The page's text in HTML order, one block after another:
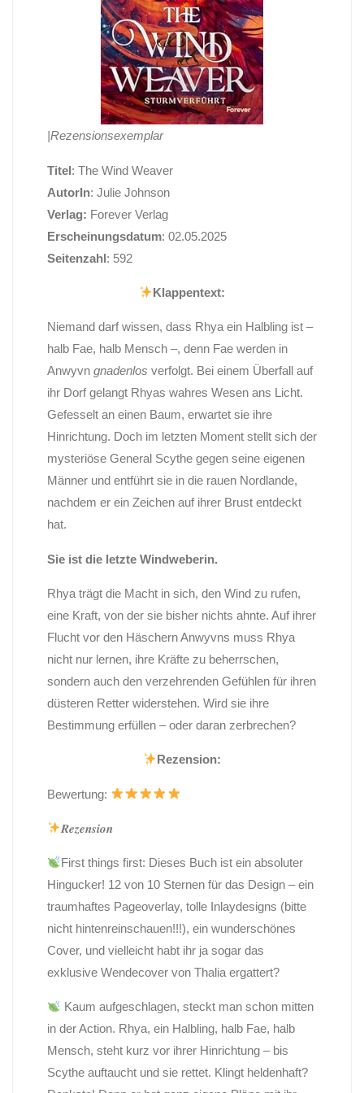
|Rezensionsexemplar
Titel: The Wind Weaver
AutorIn: Julie Johnson
Verlag: Forever Verlag
Erscheinungsdatum: 02.05.2025
Seitenzahl: 592
Klappentext:
Niemand darf wissen, dass Rhya ein Halbling ist –
halb Fae, halb Mensch –, denn Fae werden in
Anwyvn gnadenlos verfolgt. Bei einem Überfall auf
ihr Dorf gelangt Rhyas wahres Wesen ans Licht.
Gefesselt an einen Baum, erwartet sie ihre
Hinrichtung. Doch im letzten Moment stellt sich der
mysteriöse General Scythe gegen seine eigenen
Männer und entführt sie in die rauen Nordlande,
nachdem er ein Zeichen auf ihrer Brust entdeckt
hat.
Sie ist die letzte Windweberin.
Rhya trägt die Macht in sich, den Wind zu rufen,
eine Kraft, von der sie bisher nichts ahnte. Auf ihrer
Flucht vor den Häschern Anwyvns muss Rhya
nicht nur lernen, ihre Kräfte zu beherrschen,
sondern auch den verzehrenden Gefühlen für ihren
düsteren Retter widerstehen. Wird sie ihre
Bestimmung erfüllen – oder daran zerbrechen?
Rezension:
Bewertung:
𝑹𝒆𝒛𝒆𝒏𝒔𝒊𝒐𝒏
First things first: Dieses Buch ist ein absoluter
Hingucker! 12 von 10 Sternen für das Design – ein
traumhaftes Pageoverlay, tolle Inlaydesigns (bitte
nicht hintenreinschauen!!!), ein wunderschönes
Cover, und vielleicht habt ihr ja sogar das
exklusive Wendecover von Thalia ergattert?
Kaum aufgeschlagen, steckt man schon mitten
in der Action. Rhya, ein Halbling, halb Fae, halb
Mensch, steht kurz vor ihrer Hinrichtung – bis
Scythe auftaucht und sie rettet. Klingt heldenhaft?